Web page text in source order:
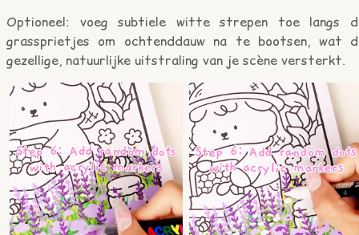
Optioneel: voeg subtiele witte strepen toe langs
grassprietjes om ochtenddauw na te bootsen, wat
gezellige, natuurlijke uitstraling van je scène versterkt.